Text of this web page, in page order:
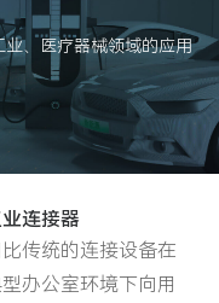
、医疗器械领域的应用
连接器
传统的连接设备在
办公室环境下向用